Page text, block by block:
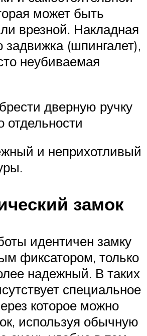
может быть
врезной. Накладная
задвижка (шпингалет),
неубиваемая
дверную ручку
отдельности
и неприхотливый
замок
идентичен замку
фиксатором, только
надежный. В таких
специальное
которое можно
используя обычную